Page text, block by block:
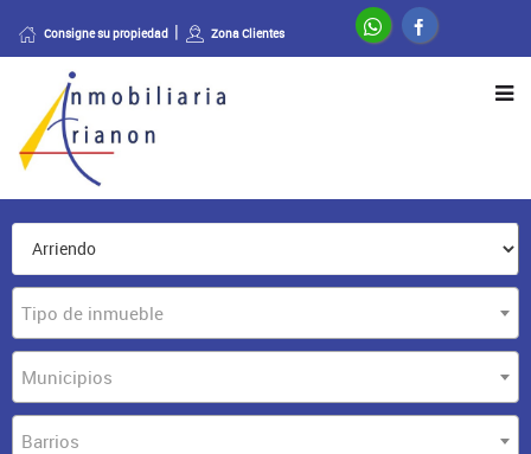
Consigne su propiedad Zona Clientes
Tipo de inmueble
Municipios
Barrios